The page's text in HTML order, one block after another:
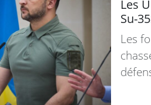
Les
Su-
Les